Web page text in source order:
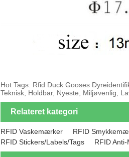
Hot Tags: Rfid Duck Gooses
Teknisk, Holdbar, Nyeste, Miljøvenlig,
Relateret kategori
RFID Vaskemærker RFID
RFID Stickers/Labels/Tags
RFID